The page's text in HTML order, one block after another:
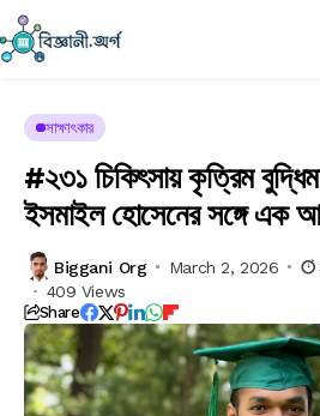
সাক্ষাৎকার
#২৩১ চিকিৎসায় কৃত্রিম
ইসমাইল হোসেনের সঙ্গে এক
Biggani Org March 2, 2026
409 Views
Share